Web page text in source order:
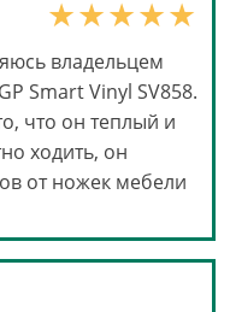
владельцем
Smart Vinyl SV858.
что он теплый и
ходить, он
от ножек мебели